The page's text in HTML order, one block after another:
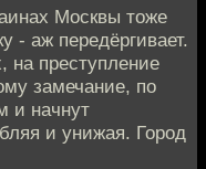
Москвы тоже
- аж передёргивает.
преступление
замечание, по
и начнут
и унижая. Город